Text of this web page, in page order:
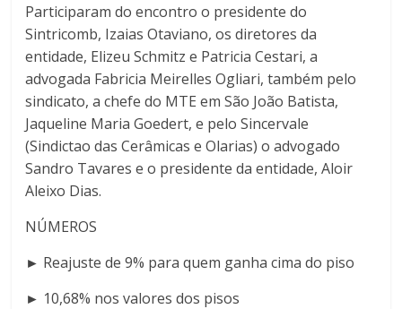
Participaram do encontro o presidente do
Sintricomb, Izaias Otaviano, os diretores da
entidade, Elizeu Schmitz e Patricia Cestari, a
advogada Fabricia Meirelles Ogliari, também pelo
sindicato, a chefe do MTE em São João Batista,
Jaqueline Maria Goedert, e pelo Sincervale
(Sindictao das Cerâmicas e Olarias) o advogado
Sandro Tavares e o presidente da entidade, Aloir
Aleixo Dias.
NÚMEROS
► Reajuste de 9% para quem ganha cima do piso
► 10,68% nos valores dos pisos